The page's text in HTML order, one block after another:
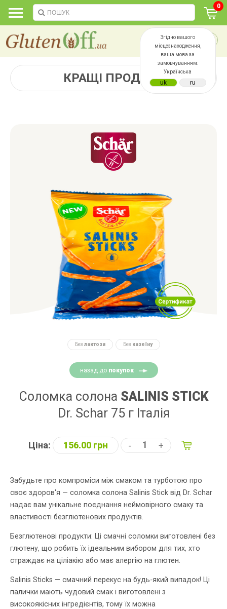
Згідно вашого
місцезнаходження,
ваша мова за
замовчуванням:
Українська
0
КРАЩІ ПРОДАЖІ
Без лактози Без казеїну
назад до покупок
Соломка солона SALINIS STICK
Dr. Schar 75 г Італія
Ціна: 156.00 грн - +
Забудьте про компроміси між смаком та турботою про
своє здоров'я — соломка солона Salinis Stick від Dr. Schar
надає вам унікальне поєднання неймовірного смаку та
властивості безглютенових продуктів.
Безглютенові продукти: Ці смачні соломки виготовлені без
глютену, що робить їх ідеальним вибором для тих, хто
страждає на ціліакію або має алергію на глютен.
Salinis Sticks — смачний перекус на будь-який випадок! Ці
палички мають чудовий смак і виготовлені з
високоякісних інгредієнтів, тому їх можна